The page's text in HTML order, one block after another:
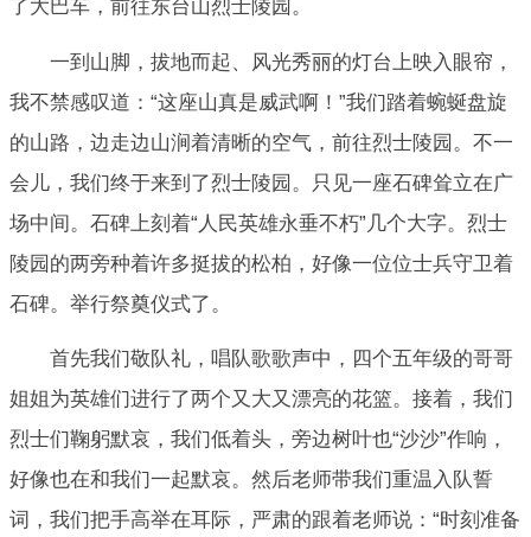
了大巴车，前往东台山烈士陵园。
一到山脚，拔地而起、风光秀丽的灯台上映入眼帘，
我不禁感叹道：“这座山真是威武啊！”我们踏着蜿蜒盘旋
的山路，边走边山涧着清晰的空气，前往烈士陵园。不一
会儿，我们终于来到了烈士陵园。只见一座石碑耸立在广
场中间。石碑上刻着“人民英雄永垂不朽”几个大字。烈士
陵园的两旁种着许多挺拔的松柏，好像一位位士兵守卫着
石碑。举行祭奠仪式了。
首先我们敬队礼，唱队歌歌声中，四个五年级的哥哥
姐姐为英雄们进行了两个又大又漂亮的花篮。接着，我们
烈士们鞠躬默哀，我们低着头，旁边树叶也“沙沙”作响，
好像也在和我们一起默哀。然后老师带我们重温入队誓
词，我们把手高举在耳际，严肃的跟着老师说：“时刻准备